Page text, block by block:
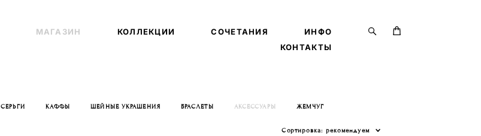
МАГАЗИН КОЛЛЕКЦИИ СОЧЕТАНИЯ
ИНФО
КОНТАКТЫ
МАГАЗИН КОЛЛЕКЦИИ СОЧЕТАНИЯ
ИНФО
КОНТАКТЫ
СЕРЬГИ КАФФЫ ШЕЙНЫЕ УКРАШЕНИЯ БРАСЛЕТЫ АКСЕССУАРЫ ЖЕМЧУГ
Сортировка: рекомендуем